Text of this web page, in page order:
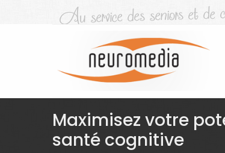
Maximisez votre
santé cognitive